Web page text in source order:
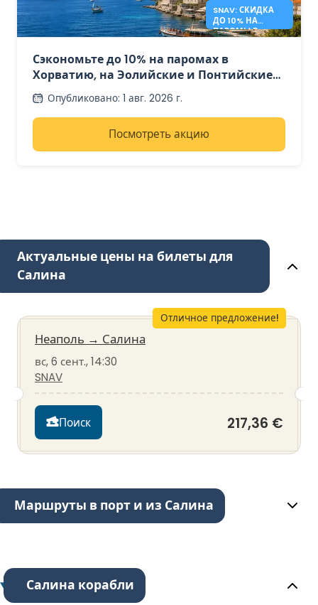
SNAV: СКИДКА
ДО 10% НА
ПАРОМЫ В
Сэкономьте до 10% на паромах в
Хорватию, на Эолийские и Понтийские
острова с SNAV.
Опубликовано: 1 авг. 2026 г.
Посмотреть акцию
Актуальные цены на билеты для
Салина
Отличное предложение!
Неаполь → Салина
вс, 6 сент., 14:30
SNAV
Поиск 217,36 €
Маршруты в порт и из Салина
Салина корабли